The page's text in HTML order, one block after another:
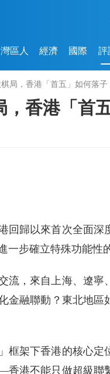
灣區人 經濟 國際 評
局，香港「首五」如何落子
香港「首
回歸以來首次全面
一步確立特殊功能性
流，來自上海、遼
金融聯動？東北地
框架下香港的核心
港不能只做超級聯